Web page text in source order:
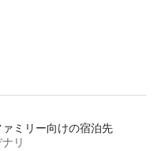
ァミリー向けの宿泊先
リ